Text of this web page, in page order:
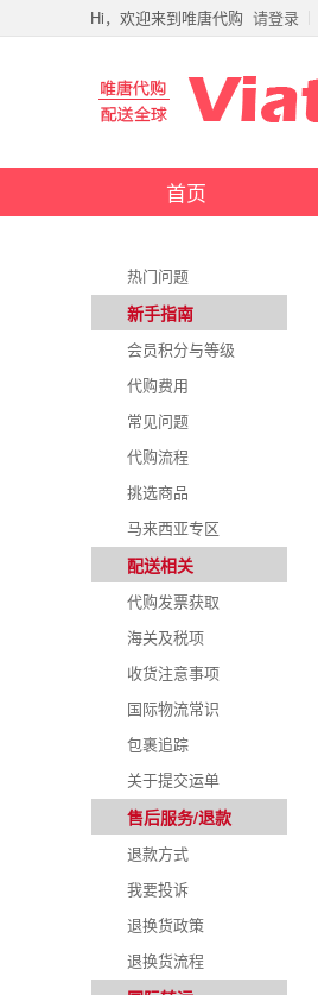
Hi，欢迎来到唯唐代购 请登录
首页
热门问题
新手指南
会员积分与等级
代购费用
常见问题
代购流程
挑选商品
马来西亚专区
配送相关
代购发票获取
海关及税项
收货注意事项
国际物流常识
包裹追踪
关于提交运单
售后服务/退款
退款方式
我要投诉
退换货政策
退换货流程